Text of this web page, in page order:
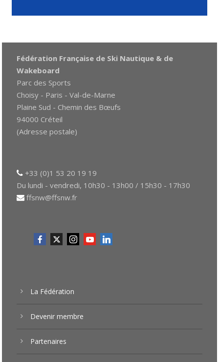
Fédération Française de Ski Nautique & de
Wakeboard
Parc des Sports
Choisy - Paris - Val-de-Marne
Plaine Sud - Chemin des Bœufs
94000 Créteil
(Adresse postale)
+33 (0)1 53 20 19 19
Du lundi - vendredi, 10h30 - 13h00 / 15h30 - 17h30
ffsnw@ffsnw.fr
La Fédération
Devenir membre
Partenaires